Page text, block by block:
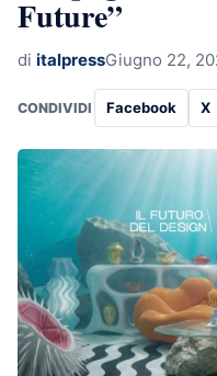
Future”
di italpressGiugno 22,
CONDIVIDI Facebook X